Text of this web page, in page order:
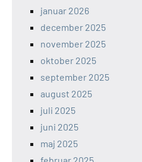
januar 2026
december 2025
november 2025
oktober 2025
september 2025
august 2025
juli 2025
juni 2025
maj 2025
februar 2025